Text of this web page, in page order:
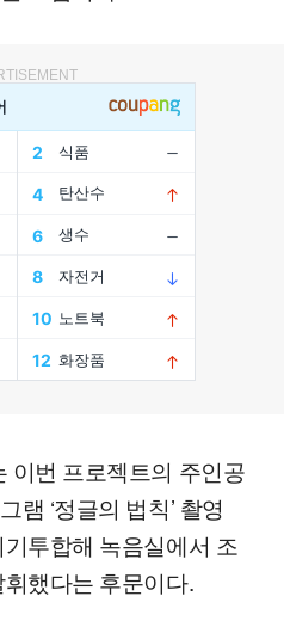
이번 프로젝트의 주인공
램 ‘정글의 법칙’ 촬영
투합해 녹음실에서 조
했다는 후문이다.